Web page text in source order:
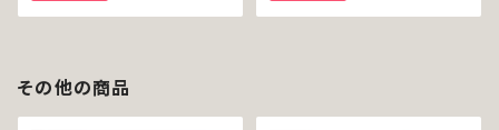
美
その他の商品